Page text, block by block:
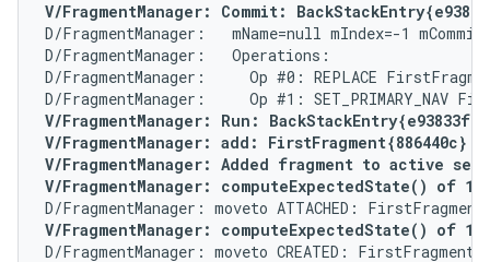
V/FragmentManager: Commit:
D/FragmentManager:   mName=null mIndex=-1
D/FragmentManager:   Operations:
D/FragmentManager:     Op #0: REPLACE
V/FragmentManager: Run: BackStackEntry{e93833f}
V/FragmentManager: add: FirstFragment{886440c}
V/FragmentManager: Added fragment to active set
V/FragmentManager: computeExpectedState() of 1
V/FragmentManager: computeExpectedState() of 1